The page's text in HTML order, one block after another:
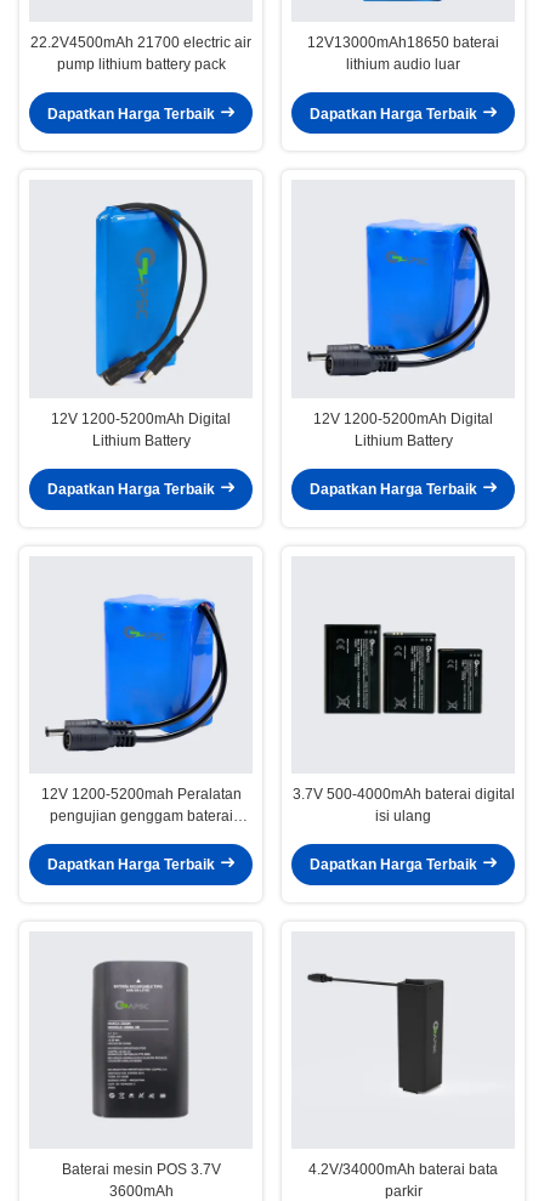
22.2V4500mAh 21700 electric air
pump lithium battery pack
Dapatkan Harga Terbaik
12V13000mAh18650 baterai
lithium audio luar
Dapatkan Harga Terbaik
12V 1200-5200mAh Digital
Lithium Battery
Dapatkan Harga Terbaik
12V 1200-5200mAh Digital
Lithium Battery
Dapatkan Harga Terbaik
12V 1200-5200mah Peralatan
pengujian genggam baterai
Dapatkan Harga Terbaik
3.7V 500-4000mAh baterai digital
isi ulang
Dapatkan Harga Terbaik
Baterai mesin POS 3.7V
3600mAh
4.2V/34000mAh baterai bata
parkir